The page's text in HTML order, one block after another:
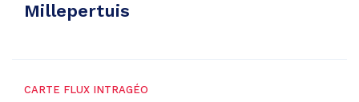
Millepertuis
CARTE FLUX INTRAGÉO